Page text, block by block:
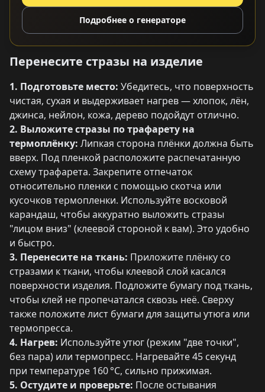
Подробнее о генераторе
Перенесите стразы на изделие
1. Подготовьте место: Убедитесь, что поверхность
чистая, сухая и выдерживает нагрев — хлопок, лён,
джинса, нейлон, кожа, дерево подойдут отлично.
2. Выложите стразы по трафарету на
термоплёнку: Липкая сторона плёнки должна быть
вверх. Под пленкой расположите распечатанную
схему трафарета. Закрепите отпечаток
относительно пленки с помощью скотча или
кусочков термопленки. Используйте восковой
карандаш, чтобы аккуратно выложить стразы
"лицом вниз" (клеевой стороной к вам). Это удобно
и быстро.
3. Перенесите на ткань: Приложите плёнку со
стразами к ткани, чтобы клеевой слой касался
поверхности изделия. Подложите бумагу под ткань,
чтобы клей не пропечатался сквозь неё. Сверху
также положите лист бумаги для защиты утюга или
термопресса.
4. Нагрев: Используйте утюг (режим "две точки",
без пара) или термопресс. Нагревайте 45 секунд
при температуре 160 °C, сильно прижимая.
5. Остудите и проверьте: После остывания